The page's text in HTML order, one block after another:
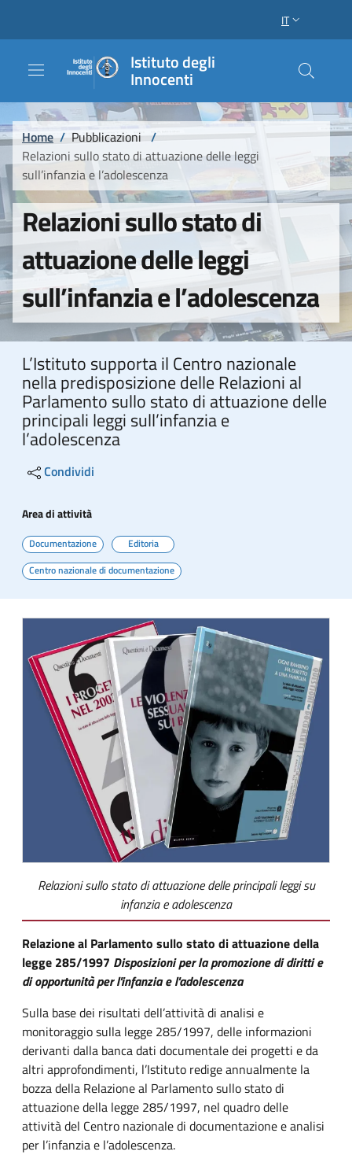
SELETTORE
IT
Istituto degli
Innocenti
Briciole di pane
Home / Pubblicazioni /
Relazioni sullo stato di attuazione delle leggi
sull’infanzia e l’adolescenza
Relazioni sullo stato di
attuazione delle leggi
sull’infanzia e l’adolescenza
L’Istituto supporta il Centro nazionale
nella predisposizione delle Relazioni al
Parlamento sullo stato di attuazione delle
principali leggi sull’infanzia e
l’adolescenza
Condividi
Area di attività
Documentazione
Editoria
Centro nazionale di documentazione
Relazioni sullo stato di attuazione delle principali leggi su
infanzia e adolescenza
Relazione al Parlamento sullo stato di attuazione della
legge 285/1997 Disposizioni per la promozione di diritti e
di opportunità per l'infanzia e l'adolescenza
Sulla base dei risultati dell’attività di analisi e
monitoraggio sulla legge 285/1997, delle informazioni
derivanti dalla banca dati documentale dei progetti e da
altri approfondimenti, l’Istituto redige annualmente la
bozza della Relazione al Parlamento sullo stato di
attuazione della legge 285/1997, nel quadro delle
attività del Centro nazionale di documentazione e analisi
per l’infanzia e l’adolescenza.